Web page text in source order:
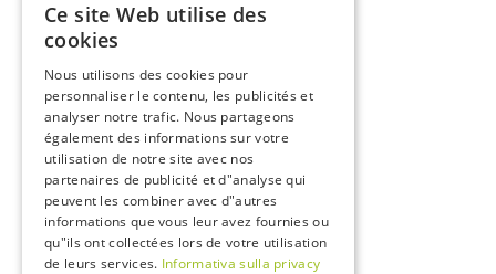
FRENCH
GERMAN
Ce site Web utilise des
cookies
Nous utilisons des cookies pour
personnaliser le contenu, les publicités et
analyser notre trafic. Nous partageons
également des informations sur votre
utilisation de notre site avec nos
partenaires de publicité et d"analyse qui
peuvent les combiner avec d"autres
informations que vous leur avez fournies ou
qu"ils ont collectées lors de votre utilisation
de leurs services. Informativa sulla privacy